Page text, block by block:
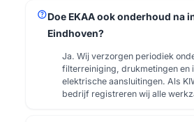
helpDoe EKAA ook onderhoud na
Eindhoven?
Ja. Wij verzorgen periodiek
filterreiniging, drukmetingen en
elektrische aansluitingen. Als
bedrijf registreren wij alle